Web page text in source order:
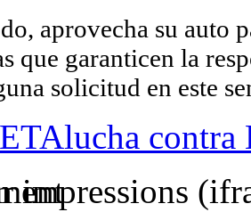
aprovecha su auto
que garanticen la
solicitud en este
ETAlucha contra
impressions